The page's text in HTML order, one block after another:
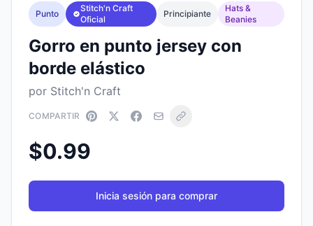
Punto
Stitch'n Craft
Oficial
Principiante
Hats &
Beanies
Gorro en punto jersey con
borde elástico
por Stitch'n Craft
COMPARTIR
$0.99
Inicia sesión para comprar